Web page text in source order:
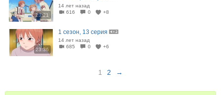
23:21
14 лет назад
616
0 +8
23:36
1 сезон, 13 серия
14 лет назад
685
0 +6
1 2 →